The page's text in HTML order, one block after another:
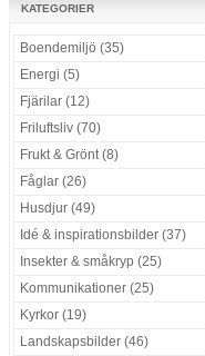
KATEGORIER
Boendemiljö (35)
Energi (5)
Fjärilar (12)
Friluftsliv (70)
Frukt & Grönt (8)
Fåglar (26)
Husdjur (49)
Idé & inspirationsbilder (37)
Insekter & småkryp (25)
Kommunikationer (25)
Kyrkor (19)
Landskapsbilder (46)